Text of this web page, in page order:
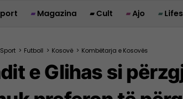
Magazina Cult Ajo
Sport > Futboll > Kosovë > Kombëtarja e Kosovës
e Glihas si